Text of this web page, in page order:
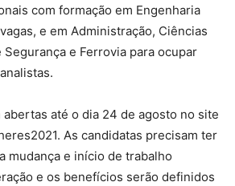
com formação em Engenharia
e em Administração, Ciências
Segurança e Ferrovia para ocupar
até o dia 24 de agosto no site
As candidatas precisam ter
mudança e início de trabalho
e os benefícios serão definidos